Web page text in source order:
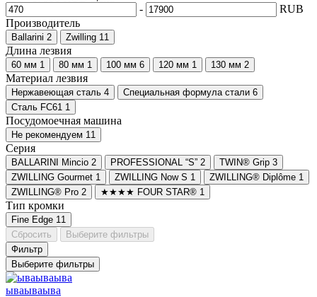
-
RUB
Производитель
Ballarini 2 Zwilling 11
Длина лезвия
60 мм 1 80 мм 1 100 мм 6 120 мм 1 130 мм 2
Материал лезвия
Нержавеющая сталь 4 Специальная формула стали 6
Сталь FC61 1
Посудомоечная машина
Не рекомендуем 11
Серия
BALLARINI Mincio 2 PROFESSIONAL “S” 2 TWIN® Grip 3
ZWILLING Gourmet 1 ZWILLING Now S 1 ZWILLING® Diplôme 1
ZWILLING® Pro 2 ★★★★ FOUR STAR® 1
Тип кромки
Fine Edge 11
Сбросить
Выберите фильтры
Фильтр
Выберите фильтры
ываываыва